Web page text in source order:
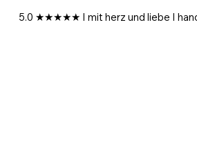
5.0 ★★★★★ I mit herz und liebe I